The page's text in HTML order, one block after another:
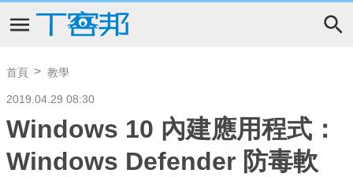
首頁 教學
2019.04.29 08:30
Windows 10 內建應用程式：
Windows Defender 防毒軟